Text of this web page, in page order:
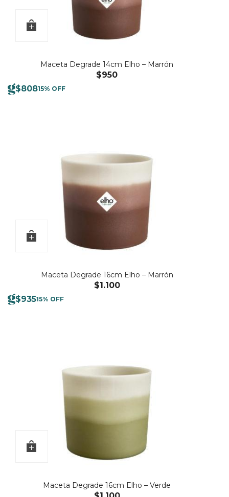
Maceta Degrade 14cm Elho – Marrón
$950
$80815% OFF
Maceta Degrade 16cm Elho – Marrón
$1.100
$93515% OFF
Maceta Degrade 16cm Elho – Verde